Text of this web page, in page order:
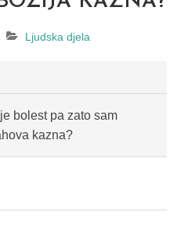
Ljudska djela
bolest pa zato sam
kazna?